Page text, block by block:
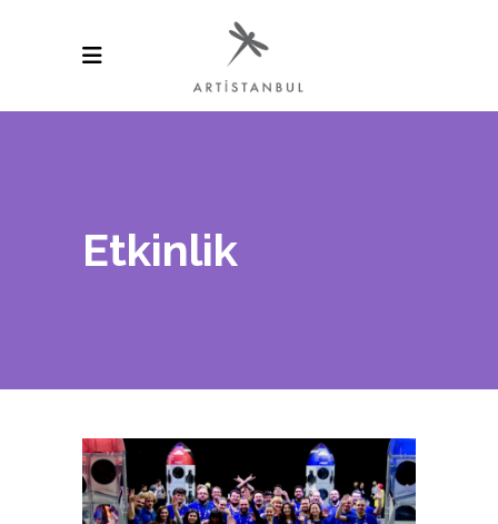
Etkinlik